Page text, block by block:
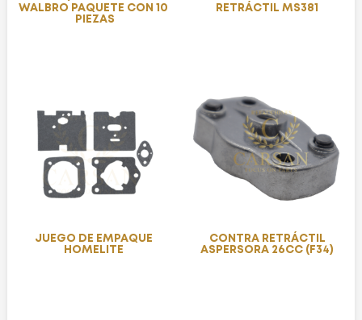
WALBRO PAQUETE CON 10
PIEZAS
RETRÁCTIL MS381
JUEGO DE EMPAQUE
HOMELITE
CONTRA RETRÁCTIL
ASPERSORA 26CC (F34)